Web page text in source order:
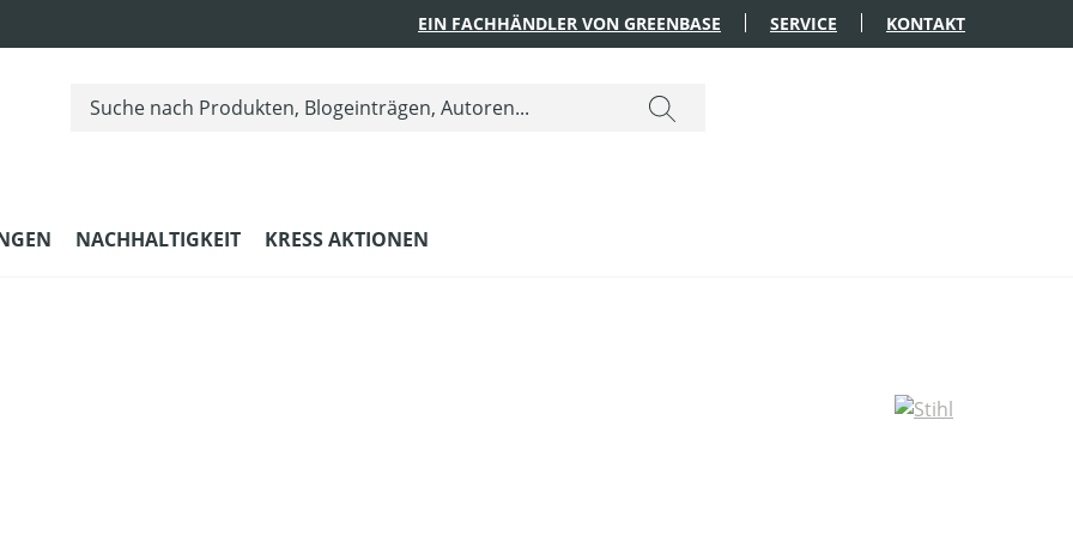
EIN FACHHÄNDLER VON GREENBASE SERVICE KONTAKT
NACHHALTIGKEIT KRESS AKTIONEN